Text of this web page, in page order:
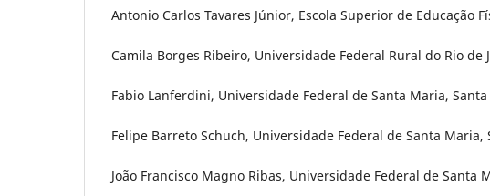
Antonio Carlos Tavares Júnior, Escola Superior de Educação
Camila Borges Ribeiro, Universidade Federal Rural do Rio de
Fabio Lanferdini, Universidade Federal de Santa Maria,
Felipe Barreto Schuch, Universidade Federal de Santa
João Francisco Magno Ribas, Universidade Federal de